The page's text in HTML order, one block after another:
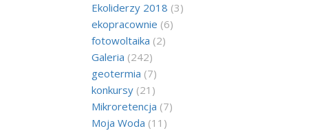
Ekoliderzy 2018 (3)
ekopracownie (6)
fotowoltaika (2)
Galeria (242)
geotermia (7)
konkursy(21)
Mikroretencja (7)
Moja Woda (11)